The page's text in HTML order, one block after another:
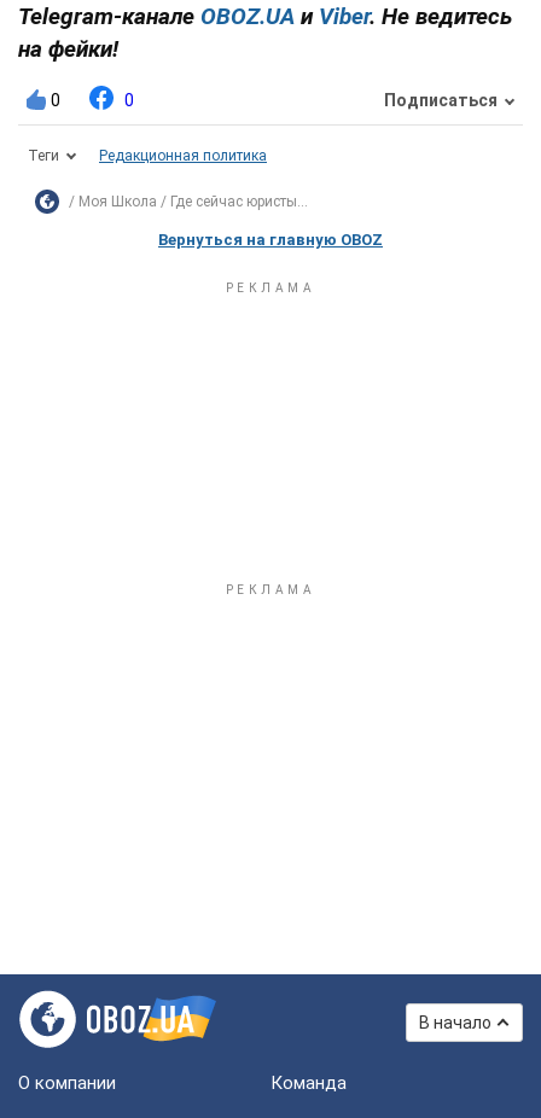
Telegram-канале OBOZ.UA и Viber. Не ведитесь
на фейки!
0 0 Подписаться
Теги Редакционная политика
Моя Школа Где сейчас юристы...
Вернуться на главную OBOZ
В начало
О компании Команда